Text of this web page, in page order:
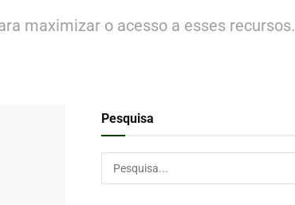
maximizar o acesso a esses recursos.
Pesquisa